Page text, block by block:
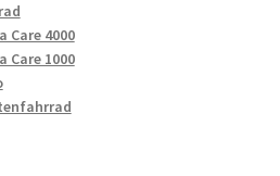
Care 4000
Care 1000